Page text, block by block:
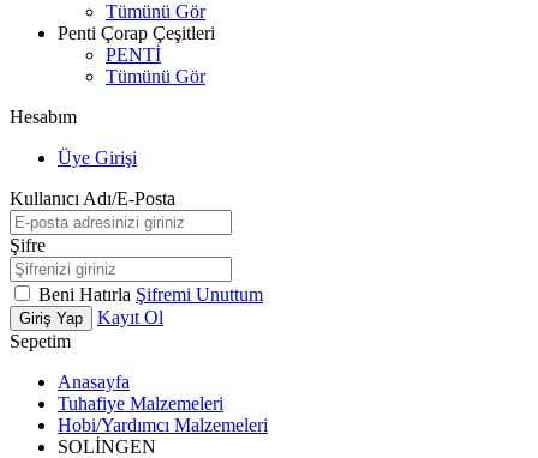
Tümünü Gör
Penti Çorap Çeşitleri
PENTİ
Tümünü Gör
Hesabım
Üye Girişi
Kullanıcı Adı/E-Posta
Şifre
Beni Hatırla Şifremi Unuttum
Giriş Yap
Kayıt Ol
Sepetim
Anasayfa
Tuhafiye Malzemeleri
Hobi/Yardımcı Malzemeleri
SOLİNGEN